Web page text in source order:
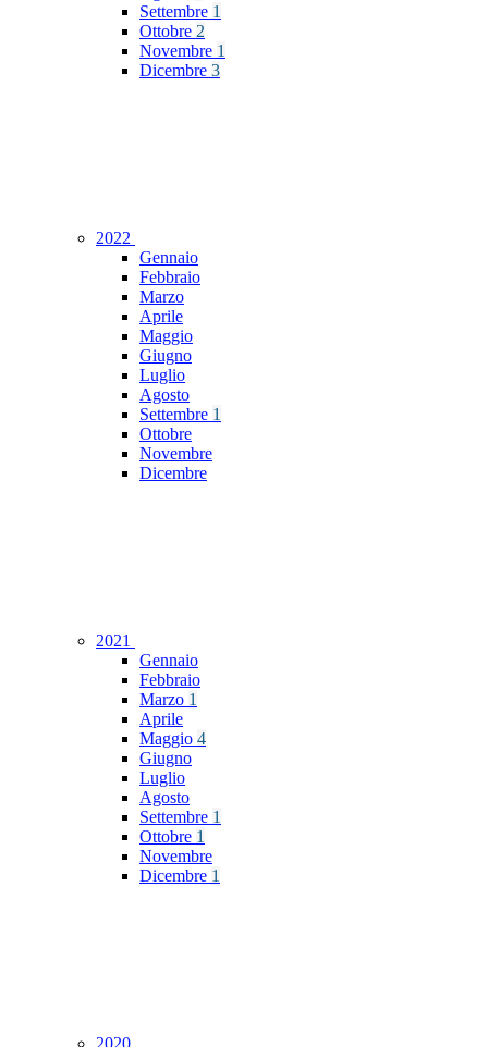
Settembre 1
Ottobre 2
Novembre 1
Dicembre 3
2022
Gennaio
Febbraio
Marzo
Aprile
Maggio
Giugno
Luglio
Agosto
Settembre 1
Ottobre
Novembre
Dicembre
2021
Gennaio
Febbraio
Marzo 1
Aprile
Maggio 4
Giugno
Luglio
Agosto
Settembre 1
Ottobre 1
Novembre
Dicembre 1